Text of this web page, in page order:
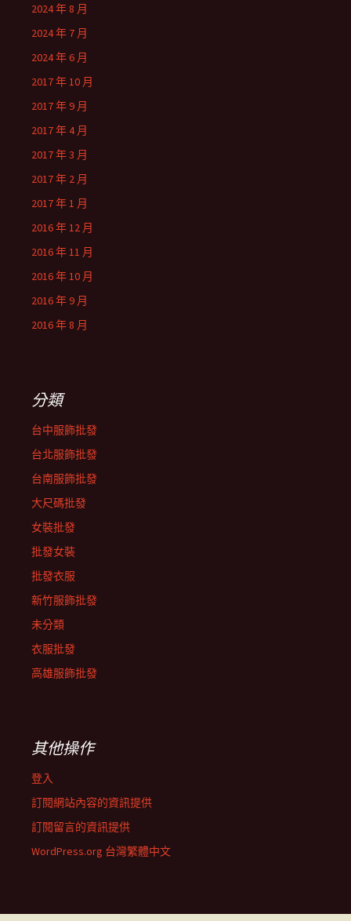
2024 年 8 月
2024 年 7 月
2024 年 6 月
2017 年 10 月
2017 年 9 月
2017 年 4 月
2017 年 3 月
2017 年 2 月
2017 年 1 月
2016 年 12 月
2016 年 11 月
2016 年 10 月
2016 年 9 月
2016 年 8 月
分類
台中服飾批發
台北服飾批發
台南服飾批發
大尺碼批發
女裝批發
批發女裝
批發衣服
新竹服飾批發
未分類
衣服批發
高雄服飾批發
其他操作
登入
訂閱網站內容的資訊提供
訂閱留言的資訊提供
WordPress.org 台灣繁體中文